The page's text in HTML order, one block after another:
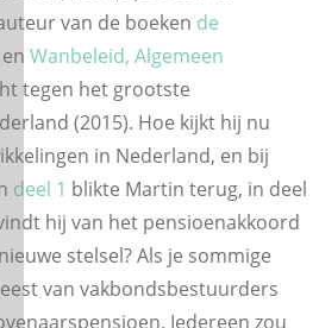
van de boeken de
Wanbeleid, Algemeen
tegen het grootste
(2015). Hoe kijkt hij nu
in Nederland, en bij
deel 1 blikte Martin terug, in deel
hij van het pensioenakkoord
stelsel? Als je sommige
van vakbondsbestuurders
Iedereen zou